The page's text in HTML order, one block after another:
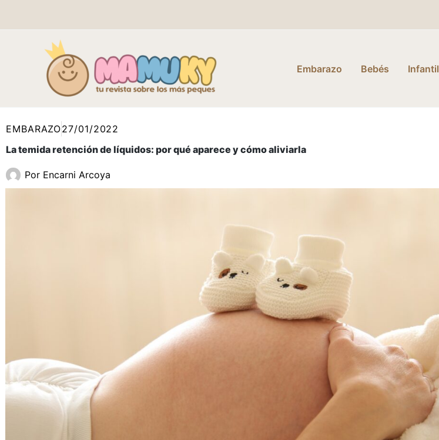
Embarazo Bebés Infantil
EMBARAZO27/01/2022
La temida retención de líquidos: por qué aparece y cómo aliviarla
Por Encarni Arcoya